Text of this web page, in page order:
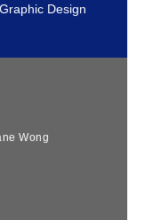
Design
Wong